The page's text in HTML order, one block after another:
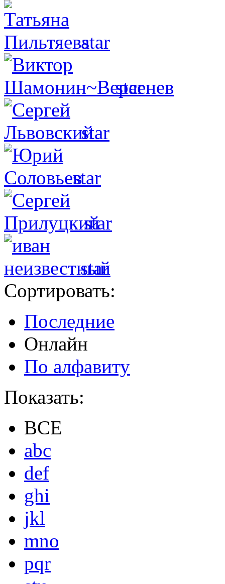
star
star
star
star
star
star
Сортировать:
Последние
Онлайн
По алфавиту
Показать:
ВСЕ
abc
def
ghi
jkl
mno
pqr